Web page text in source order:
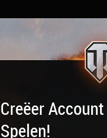
Creëer
Spelen!